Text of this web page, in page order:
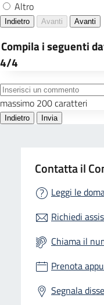
Contatta il
Leggi le
Richiedi
Chiama il
Prenota
Segnala